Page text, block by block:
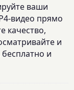
ваши
видео прямо
качество,
и
и